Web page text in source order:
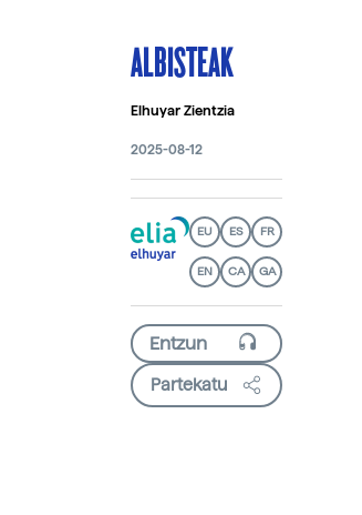
ALBISTEAK
Elhuyar Zientzia
2025-08-12
EU ES FR
EN CA GA
Partekatu